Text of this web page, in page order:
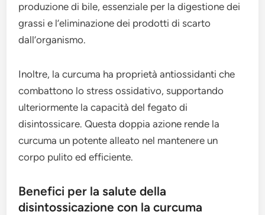
produzione di bile, essenziale per la digestione dei
grassi e l’eliminazione dei prodotti di scarto
dall’organismo.
Inoltre, la curcuma ha proprietà antiossidanti che
combattono lo stress ossidativo, supportando
ulteriormente la capacità del fegato di
disintossicare. Questa doppia azione rende la
curcuma un potente alleato nel mantenere un
corpo pulito ed efficiente.
Benefici per la salute della
disintossicazione con la curcuma